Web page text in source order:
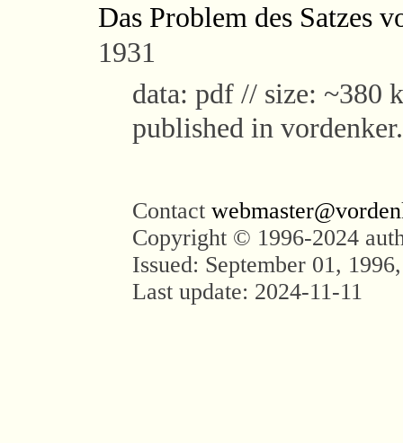
Das Problem des Satzes
1931
data: pdf // size: ~380
published in
Contact
Copyright © 1996-2024
Issued: September 01, 1996,
Last update: 2024-11-11